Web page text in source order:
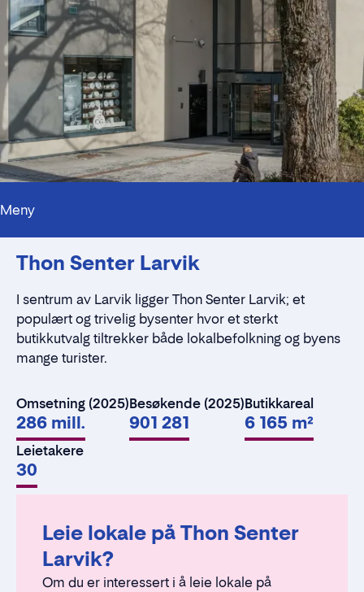
Meny
Alt du trenger å vite
Standleie
Kontaktskjema
Thon Senter Larvik
I sentrum av Larvik ligger Thon Senter Larvik; et
populært og trivelig bysenter hvor et sterkt
butikkutvalg tiltrekker både lokalbefolkning og byens
mange turister.
Omsetning (2025)
286 mill.
Besøkende (2025)
901 281
Butikkareal
6 165 m²
Leietakere
30
Leie lokale på Thon Senter
Larvik?
Om du er interessert i å leie lokale på